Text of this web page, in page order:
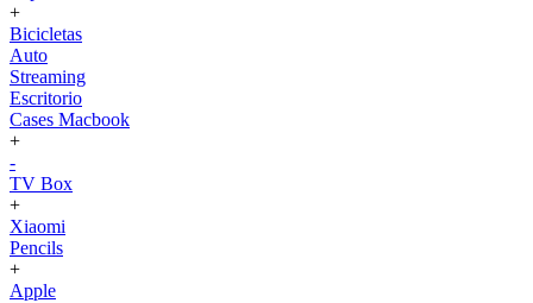
+
Bicicletas
Auto
Streaming
Escritorio
Cases Macbook
+
-
TV Box
+
Xiaomi
Pencils
+
Apple